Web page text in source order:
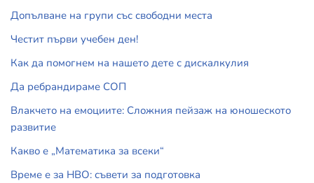
Допълване на групи със свободни места
Честит първи учебен ден!
Как да помогнем на нашето дете с дискалкулия
Да ребрандираме СОП
Влакчето на емоциите: Сложния пейзаж на юношеското
развитие
Какво е „Математика за всеки“
Време е за НВО: съвети за подготовка